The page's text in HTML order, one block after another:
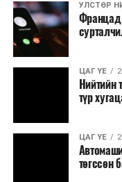
Санхүүгийн
арванхоёрдугаар
эрүүл мэндийн
хамрагдахгүй
эрт илрүүлэг,
өвчний эсрэг
үргэлжилнэ гэж
Мөн бүх шатны
салбар бүрдээ
УЛСТӨР
Францад
ЦАГ ҮЕ
Нийтийн
түр
ЦАГ ҮЕ
төгссөн